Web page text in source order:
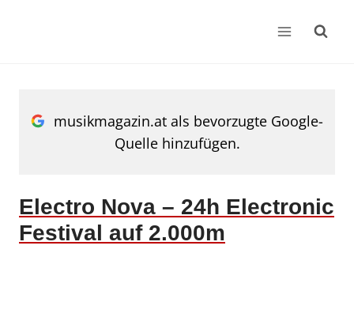
musikmagazin.at als bevorzugte Google-
Quelle hinzufügen.
Electro Nova – 24h Electronic
Festival auf 2.000m